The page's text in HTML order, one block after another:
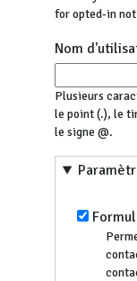
for opted-in
Nom
Plusieurs
le point (.), le
le signe @.